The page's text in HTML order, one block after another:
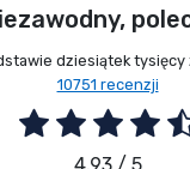
dziesiątek tysięcy
10751 recenzji